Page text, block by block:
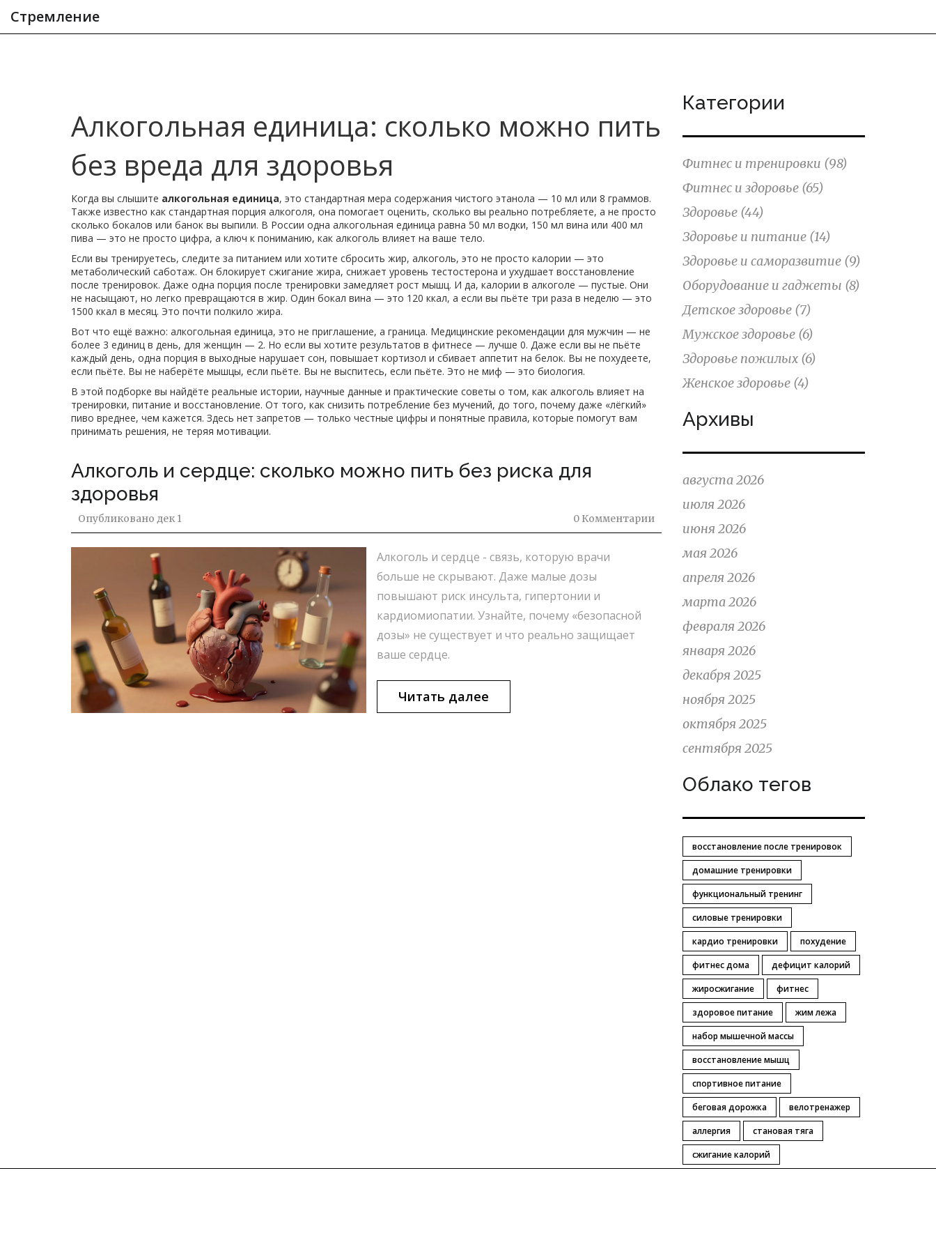
Стремление
Алкогольная единица: сколько можно пить
без вреда для здоровья
Когда вы слышите алкогольная единица, это стандартная мера содержания чистого этанола — 10 мл или 8 граммов.
Также известно как стандартная порция алкоголя, она помогает оценить, сколько вы реально потребляете, а не просто
сколько бокалов или банок вы выпили. В России одна алкогольная единица равна 50 мл водки, 150 мл вина или 400 мл
пива — это не просто цифра, а ключ к пониманию, как алкоголь влияет на ваше тело.
Если вы тренируетесь, следите за питанием или хотите сбросить жир, алкоголь, это не просто калории — это
метаболический саботаж. Он блокирует сжигание жира, снижает уровень тестостерона и ухудшает восстановление
после тренировок. Даже одна порция после тренировки замедляет рост мышц. И да, калории в алкоголе — пустые. Они
не насыщают, но легко превращаются в жир. Один бокал вина — это 120 ккал, а если вы пьёте три раза в неделю — это
1500 ккал в месяц. Это почти полкило жира.
Вот что ещё важно: алкогольная единица, это не приглашение, а граница. Медицинские рекомендации для мужчин — не
более 3 единиц в день, для женщин — 2. Но если вы хотите результатов в фитнесе — лучше 0. Даже если вы не пьёте
каждый день, одна порция в выходные нарушает сон, повышает кортизол и сбивает аппетит на белок. Вы не похудеете,
если пьёте. Вы не наберёте мышцы, если пьёте. Вы не выспитесь, если пьёте. Это не миф — это биология.
В этой подборке вы найдёте реальные истории, научные данные и практические советы о том, как алкоголь влияет на
тренировки, питание и восстановление. От того, как снизить потребление без мучений, до того, почему даже «лёгкий»
пиво вреднее, чем кажется. Здесь нет запретов — только честные цифры и понятные правила, которые помогут вам
принимать решения, не теряя мотивации.
Алкоголь и сердце: сколько можно пить без риска для
здоровья
Опубликовано дек 1 0 Комментарии
Алкоголь и сердце - связь, которую врачи
больше не скрывают. Даже малые дозы
повышают риск инсульта, гипертонии и
кардиомиопатии. Узнайте, почему «безопасной
дозы» не существует и что реально защищает
ваше сердце.
Читать далее
Категории
Фитнес и тренировки (98)
Фитнес и здоровье (65)
Здоровье (44)
Здоровье и питание (14)
Здоровье и саморазвитие (9)
Оборудование и гаджеты (8)
Детское здоровье (7)
Мужское здоровье (6)
Здоровье пожилых (6)
Женское здоровье (4)
Архивы
августа 2026
июля 2026
июня 2026
мая 2026
апреля 2026
марта 2026
февраля 2026
января 2026
декабря 2025
ноября 2025
октября 2025
сентября 2025
Облако тегов
восстановление после тренировок
домашние тренировки
функциональный тренинг
силовые тренировки
кардио тренировки
похудение
фитнес дома
дефицит калорий
жиросжигание
фитнес
здоровое питание
жим лежа
набор мышечной массы
восстановление мышц
спортивное питание
беговая дорожка
велотренажер
аллергия
становая тяга
сжигание калорий